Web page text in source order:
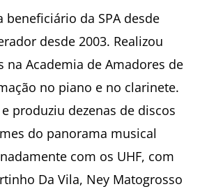
beneficiário da SPA desde
desde 2003. Realizou
na Academia de Amadores de
no piano e no clarinete.
produziu dezenas de discos
do panorama musical
com os UHF, com
Da Vila, Ney Matogrosso